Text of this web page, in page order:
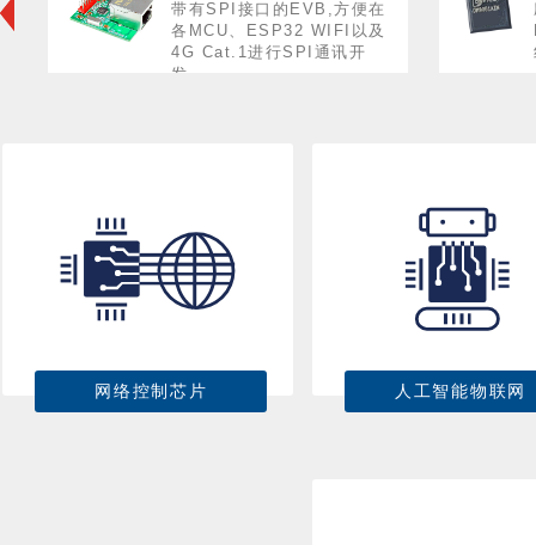
带有SPI接口的EVB,方便在
各MCU、ESP32 WIFI以及
4G Cat.1进行SPI通讯开
发。
网络控制芯片 人工智能物联网